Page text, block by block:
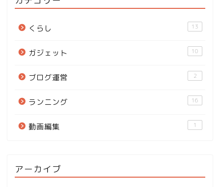
くらし 13
ガジェット 10
ブログ運営 2
ランニング 16
動画編集 1
アーカイブ